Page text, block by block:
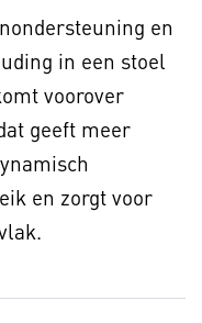
en
in een stoel
voorover
geeft meer
en zorgt voor